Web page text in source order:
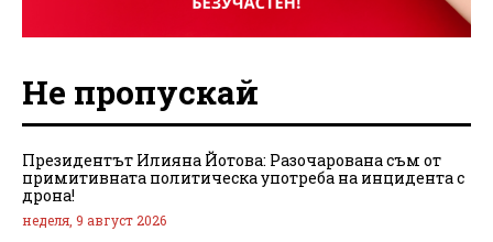
Не пропускай
Президентът Илияна Йотова: Разочарована съм от
примитивната политическа употреба на инцидента с
дрона!
неделя, 9 август 2026